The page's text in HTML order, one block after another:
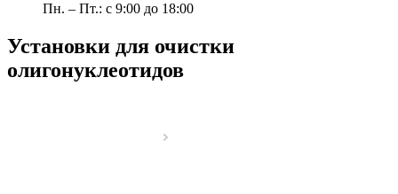
Пн. – Пт.: с 9:00 до 18:00
Установки для очистки
олигонуклеотидов